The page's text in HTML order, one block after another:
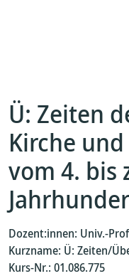
Ü: Zeiten
Kirche
vom 4. bis
Dozent:innen: Univ.-
Kurzname: Ü: Zeiten/
Kurs-Nr.: 01.086.775